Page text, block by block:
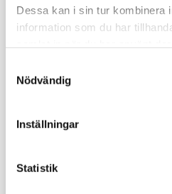
Dessa kan i sin tur kombinera
information som du har
Nödvändig
Inställningar
Statistik